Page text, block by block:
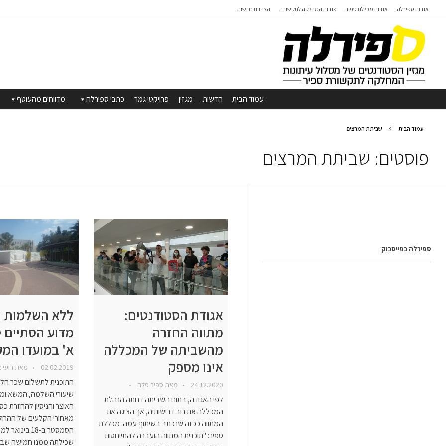
אודות ספירלה אודות מכללת ספיר אודות המחלקה לתקשורת הצהרת נגישות
עמוד הבית חדשות מגזין פרויקטי גמר כתבי ספירלה מדווחים מהעוטף
עמוד הבית שביתת המרצים
פוסטים: שביתת המרצים
אגודת הסטודנטים:
מתווה החזרה
מהשביתה של המכללה
אינו מספק
24.12.2020 מאת ספיר פלח
לפי האגודה, בתום השביתה דחתה הנהלת
המכללה את רוב דרישותיה, אך הציגה את
המתווה ככזה שנכתב בשיתוף עמה. מכללת
ספיר: "תוכנית המתווה הועברה להתייחסות
ללא השלמות
מדוע
א' במועדו
02.02.2019 מאת רועי
התוכנית לתשלום שכר
שיעורי השלמה, המשא
האוצר והניסיון להחזרת
מאחורי הקלעים של
הסמסטר ב-18
שכילתה ממנו חמישה
ספירלה בפייסבוק